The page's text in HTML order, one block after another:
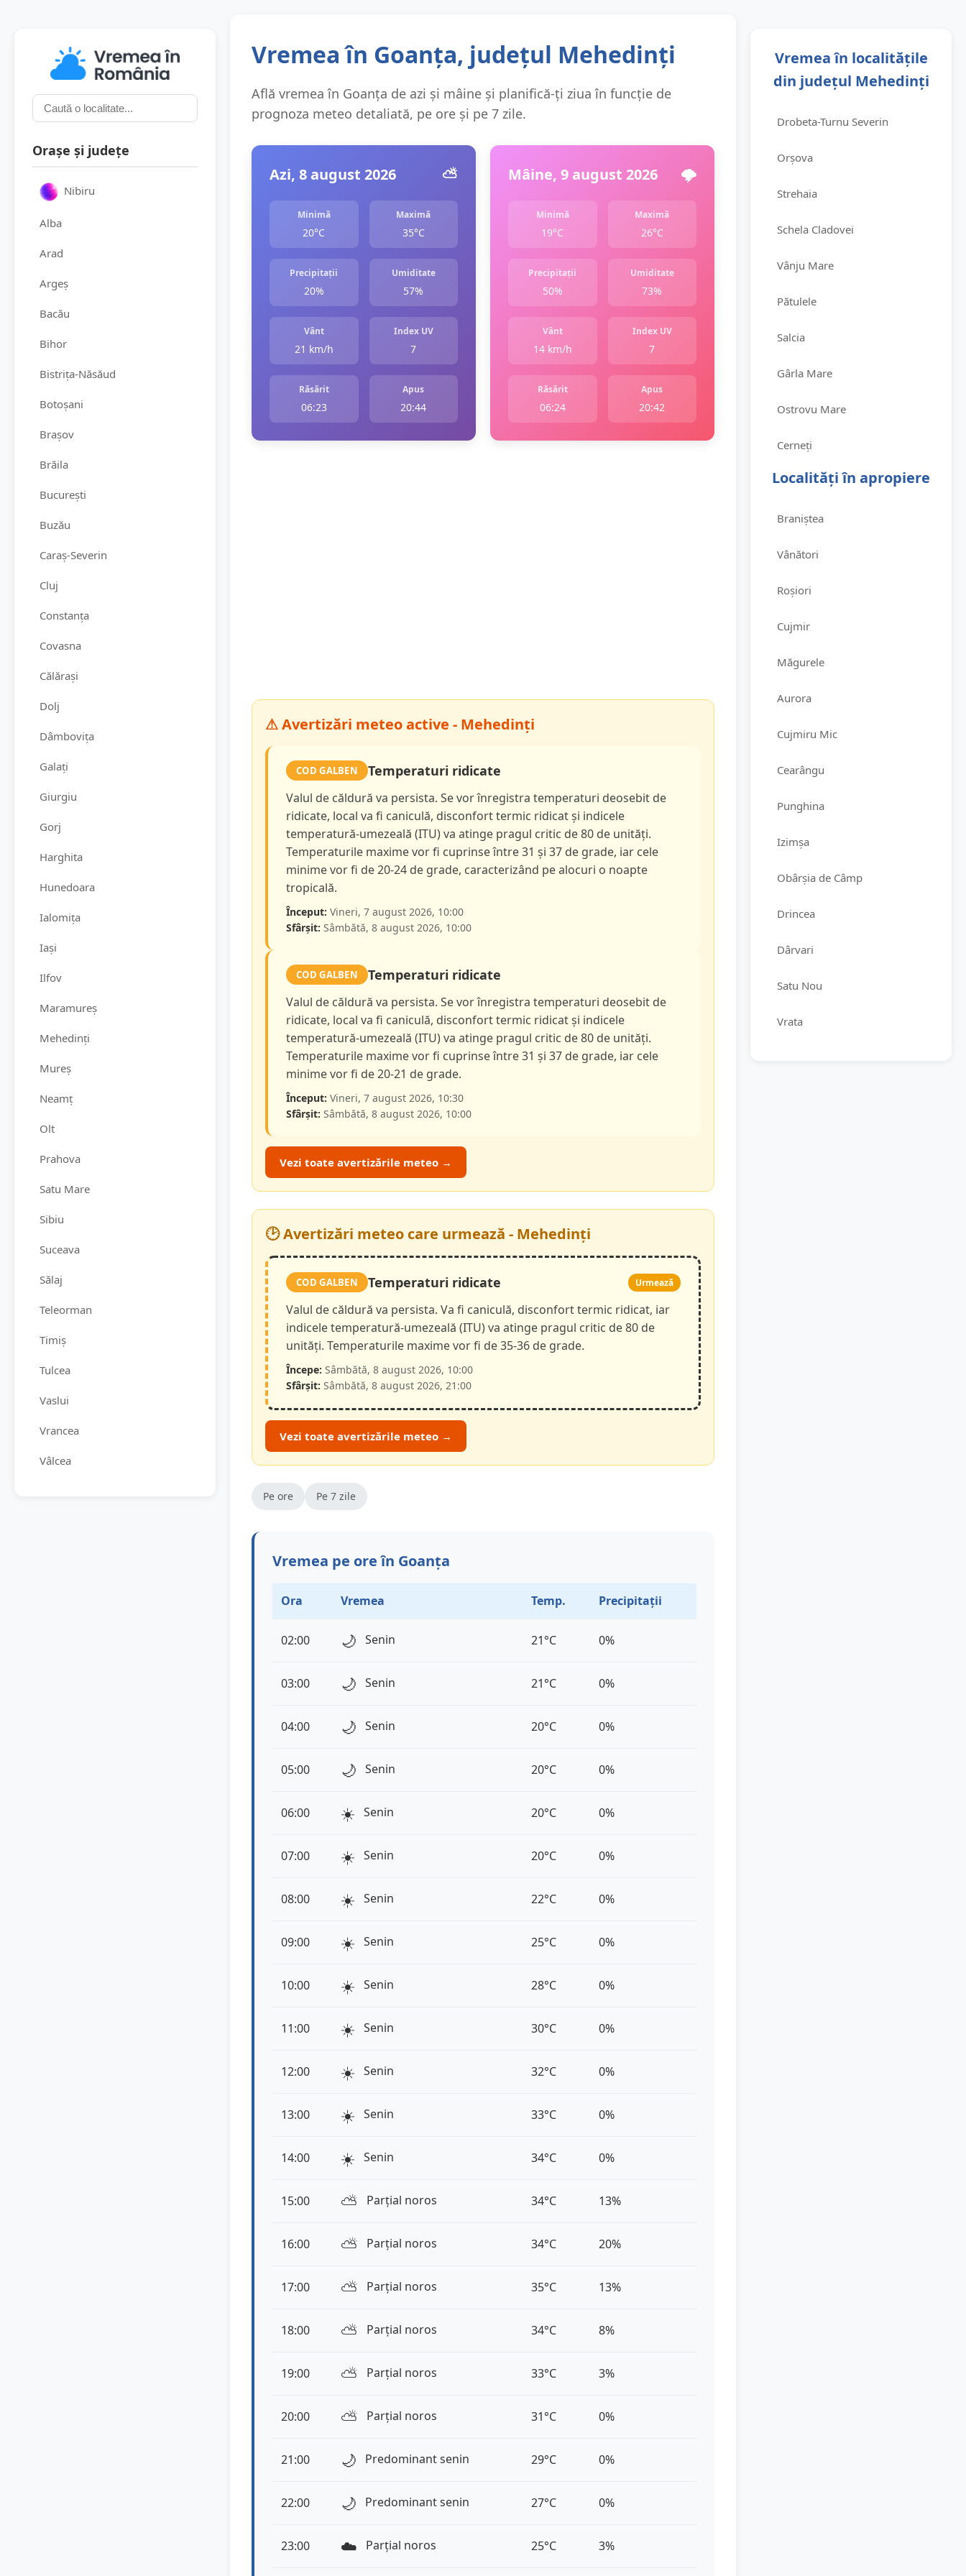
Orașe și județe
Nibiru
Alba
Arad
Argeș
Bacău
Bihor
Bistrița-Năsăud
Botoșani
Brașov
Brăila
București
Buzău
Caraș-Severin
Cluj
Constanța
Covasna
Călărași
Dolj
Dâmbovița
Galați
Giurgiu
Gorj
Harghita
Hunedoara
Ialomița
Iași
Ilfov
Maramureș
Mehedinți
Mureș
Neamț
Olt
Prahova
Satu Mare
Sibiu
Suceava
Sălaj
Teleorman
Timiș
Tulcea
Vaslui
Vrancea
Vâlcea
Vremea în Goanța, județul Mehedinți
Află vremea în Goanța de azi și mâine și planifică-ți ziua în funcție de
prognoza meteo detaliată, pe ore și pe 7 zile.
Azi, 8 august 2026 ⛅️
Minimă
20°C
Maximă
35°C
Precipitații
20%
Umiditate
57%
Vânt
21 km/h
Index UV
7
Răsărit
06:23
Apus
20:44
Mâine, 9 august 2026 🌩️
Minimă
19°C
Maximă
26°C
Precipitații
50%
Umiditate
73%
Vânt
14 km/h
Index UV
7
Răsărit
06:24
Apus
20:42
⚠ Avertizări meteo active - Mehedinți
COD GALBEN Temperaturi ridicate
Valul de căldură va persista. Se vor înregistra temperaturi deosebit de
ridicate, local va fi caniculă, disconfort termic ridicat și indicele
temperatură-umezeală (ITU) va atinge pragul critic de 80 de unități.
Temperaturile maxime vor fi cuprinse între 31 și 37 de grade, iar cele
minime vor fi de 20-24 de grade, caracterizând pe alocuri o noapte
tropicală.
Început: Vineri, 7 august 2026, 10:00
Sfârșit: Sâmbătă, 8 august 2026, 10:00
COD GALBEN Temperaturi ridicate
Valul de căldură va persista. Se vor înregistra temperaturi deosebit de
ridicate, local va fi caniculă, disconfort termic ridicat și indicele
temperatură-umezeală (ITU) va atinge pragul critic de 80 de unități.
Temperaturile maxime vor fi cuprinse între 31 și 37 de grade, iar cele
minime vor fi de 20-21 de grade.
Început: Vineri, 7 august 2026, 10:30
Sfârșit: Sâmbătă, 8 august 2026, 10:00
Vezi toate avertizările meteo →
🕑 Avertizări meteo care urmează - Mehedinți
COD GALBEN Temperaturi ridicate Urmează
Valul de căldură va persista. Va fi caniculă, disconfort termic ridicat, iar
indicele temperatură-umezeală (ITU) va atinge pragul critic de 80 de
unități. Temperaturile maxime vor fi de 35-36 de grade.
Începe: Sâmbătă, 8 august 2026, 10:00
Sfârșit: Sâmbătă, 8 august 2026, 21:00
Vezi toate avertizările meteo →
Pe ore Pe 7 zile
Vremea pe ore în Goanța
Ora Vremea Temp. Precipitații
02:00 🌙 Senin 21°C 0%
03:00 🌙 Senin 21°C 0%
04:00 🌙 Senin 20°C 0%
05:00 🌙 Senin 20°C 0%
06:00 ☀️ Senin 20°C 0%
07:00 ☀️ Senin 20°C 0%
08:00 ☀️ Senin 22°C 0%
09:00 ☀️ Senin 25°C 0%
10:00 ☀️ Senin 28°C 0%
11:00 ☀️ Senin 30°C 0%
12:00 ☀️ Senin 32°C 0%
13:00 ☀️ Senin 33°C 0%
14:00 ☀️ Senin 34°C 0%
15:00 ⛅️ Parțial noros 34°C 13%
16:00 ⛅️ Parțial noros 34°C 20%
17:00 ⛅️ Parțial noros 35°C 13%
18:00 ⛅️ Parțial noros 34°C 8%
19:00 ⛅️ Parțial noros 33°C 3%
20:00 ⛅️ Parțial noros 31°C 0%
21:00 🌙 Predominant senin 29°C 0%
22:00 🌙 Predominant senin 27°C 0%
23:00 ☁️ Parțial noros 25°C 3%
Vremea în localitățile
din județul Mehedinți
Drobeta-Turnu Severin
Orșova
Strehaia
Schela Cladovei
Vânju Mare
Pătulele
Salcia
Gârla Mare
Ostrovu Mare
Cerneți
Localități în apropiere
Braniștea
Vânători
Roșiori
Cujmir
Măgurele
Aurora
Cujmiru Mic
Cearângu
Punghina
Izimșa
Obârșia de Câmp
Drincea
Dârvari
Satu Nou
Vrata